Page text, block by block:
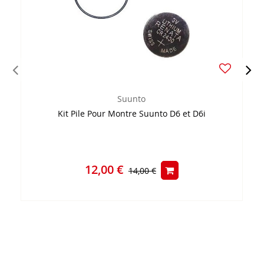
Suunto
Kit Pile Pour Montre Suunto D6 et D6i
12,00 € 14,00 €